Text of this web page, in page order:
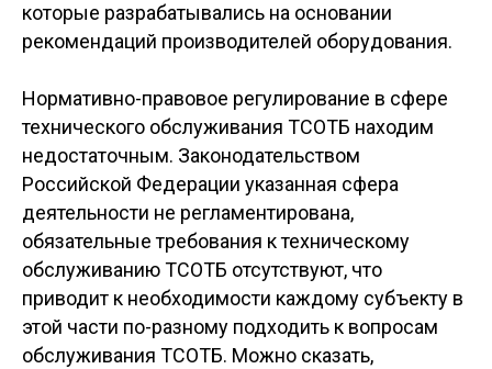
которые разрабатывались на основании
рекомендаций производителей оборудования.
Нормативно-правовое регулирование в сфере
технического обслуживания ТСОТБ находим
недостаточным. Законодательством
Российской Федерации указанная сфера
деятельности не регламентирована,
обязательные требования к техническому
обслуживанию ТСОТБ отсутствуют, что
приводит к необходимости каждому субъекту в
этой части по-разному подходить к вопросам
обслуживания ТСОТБ. Можно сказать,